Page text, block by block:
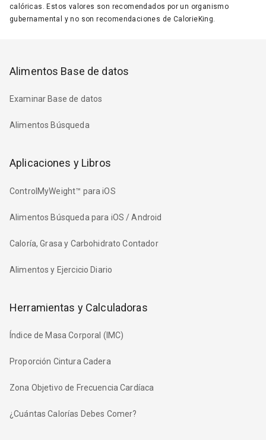
calóricas. Estos valores son recomendados por un organismo
gubernamental y no son recomendaciones de CalorieKing.
Alimentos Base de datos
Examinar Base de datos
Alimentos Búsqueda
Aplicaciones y Libros
ControlMyWeight™ para iOS
Alimentos Búsqueda para iOS / Android
Caloría, Grasa y Carbohidrato Contador
Alimentos y Ejercicio Diario
Herramientas y Calculadoras
Índice de Masa Corporal (IMC)
Proporción Cintura Cadera
Zona Objetivo de Frecuencia Cardíaca
¿Cuántas Calorías Debes Comer?